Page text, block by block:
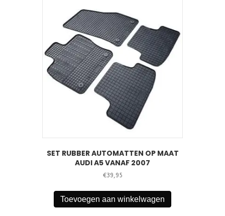
SET RUBBER AUTOMATTEN OP MAAT
AUDI A5 VANAF 2007
€39,95
Toevoegen aan winkelwagen